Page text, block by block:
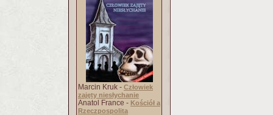
Marcin Kruk - Człowiek
zajęty niesłychanie
Anatol France - Kościół a
Rzeczpospolita